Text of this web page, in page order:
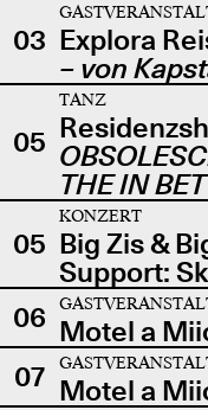
03 Explora
– von
05
TANZ
THE IN
05
KONZERT
Big Zis &
Support:
06 Motel a
07 Motel a